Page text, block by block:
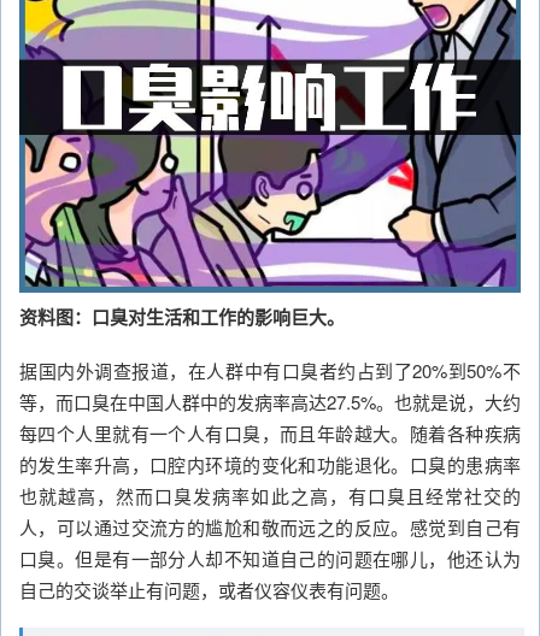
资料图：口臭对生活和工作的影响巨大。
据国内外调查报道，在人群中有口臭者约占到了20%到50%不
等，而口臭在中国人群中的发病率高达27.5%。也就是说，大约
每四个人里就有一个人有口臭，而且年龄越大。随着各种疾病
的发生率升高，口腔内环境的变化和功能退化。口臭的患病率
也就越高，然而口臭发病率如此之高，有口臭且经常社交的
人，可以通过交流方的尴尬和敬而远之的反应。感觉到自己有
口臭。但是有一部分人却不知道自己的问题在哪儿，他还认为
自己的交谈举止有问题，或者仪容仪表有问题。